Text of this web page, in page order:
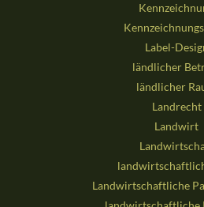
Label-
ländlicher
ländlicher
Landrecht
Landwirt
Landwirtschaftliche